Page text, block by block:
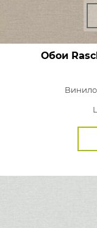
Обои